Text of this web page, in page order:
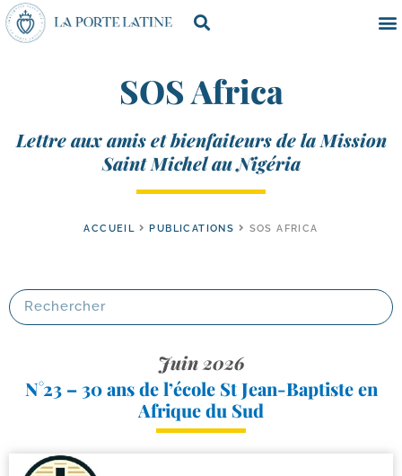
SOS Africa
Lettre aux amis et bienfaiteurs de la Mission
Saint Michel au Nigéria
ACCUEIL PUBLICATIONS SOS AFRICA
Juin 2026
N°23 – 30 ans de l’école St Jean-​Baptiste en
Afrique du Sud